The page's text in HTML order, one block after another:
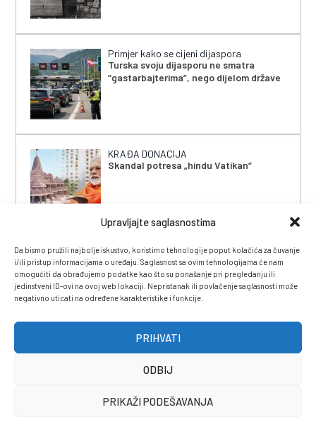
Upravljajte saglasnostima
Da bismo pružili najbolje iskustvo, koristimo tehnologije poput kolačića za čuvanje
i/ili pristup informacijama o uređaju. Saglasnost sa ovim tehnologijama će nam
omogućiti da obrađujemo podatke kao što su ponašanje pri pregledanju ili
jedinstveni ID-ovi na ovoj web lokaciji. Nepristanak ili povlačenje saglasnosti može
negativno uticati na određene karakteristike i funkcije.
PRIHVATI
ODBIJ
PRIKAŽI PODEŠAVANJA
Primjer kako se cijeni dijaspora
Turska svoju dijasporu ne smatra
“gastarbajterima”, nego dijelom države
KRAĐA DONACIJA
Skandal potresa „hindu Vatikan“